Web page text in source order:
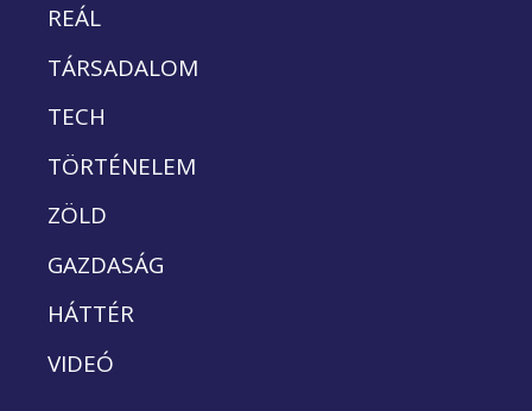
REÁL
TÁRSADALOM
TECH
TÖRTÉNELEM
ZÖLD
GAZDASÁG
HÁTTÉR
VIDEÓ